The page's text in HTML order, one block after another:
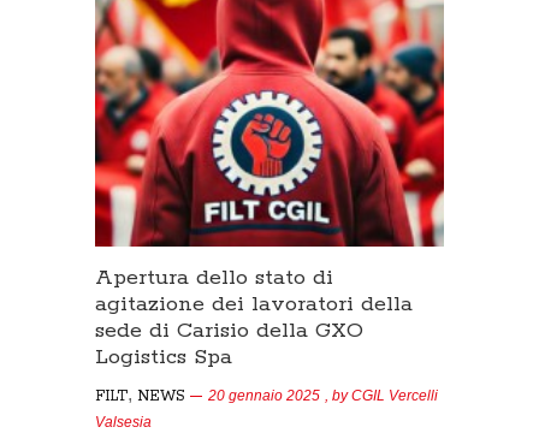
Apertura dello stato di
agitazione dei lavoratori della
sede di Carisio della GXO
Logistics Spa
FILT, NEWS 20 gennaio 2025 , byCGIL Vercelli
Valsesia